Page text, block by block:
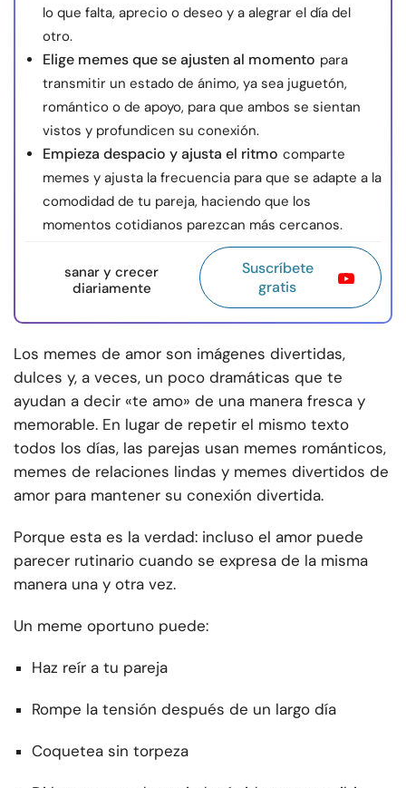
lo que falta, aprecio o deseo y a alegrar el día del
otro.
Elige memes que se ajusten al momento para
transmitir un estado de ánimo, ya sea juguetón,
romántico o de apoyo, para que ambos se sientan
vistos y profundicen su conexión.
Empieza despacio y ajusta el ritmo comparte
memes y ajusta la frecuencia para que se adapte a la
comodidad de tu pareja, haciendo que los
momentos cotidianos parezcan más cercanos.
sanar y crecer
diariamente
Suscríbete
gratis
Los memes de amor son imágenes divertidas,
dulces y, a veces, un poco dramáticas que te
ayudan a decir «te amo» de una manera fresca y
memorable. En lugar de repetir el mismo texto
todos los días, las parejas usan memes románticos,
memes de relaciones lindas y memes divertidos de
amor para mantener su conexión divertida.
Porque esta es la verdad: incluso el amor puede
parecer rutinario cuando se expresa de la misma
manera una y otra vez.
Un meme oportuno puede:
Haz reír a tu pareja
Rompe la tensión después de un largo día
Coquetea sin torpeza